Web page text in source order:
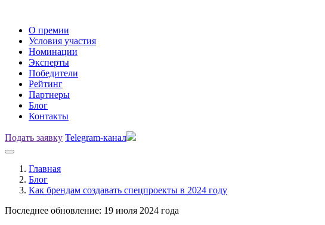
О премии
Условия участия
Номинации
Эксперты
Победители
Рейтинг
Партнеры
Блог
Контакты
Подать заявку Telegram-канал
Главная
Блог
Как брендам создавать спецпроекты в 2024 году
Последнее обновление: 19 июля 2024 года